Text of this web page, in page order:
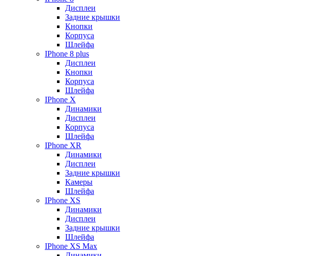
Дисплеи
Задние крышки
Кнопки
Корпуса
Шлейфа
IPhone 8 plus
Дисплеи
Кнопки
Корпуса
Шлейфа
IPhone X
Динамики
Дисплеи
Корпуса
Шлейфа
IPhone XR
Динамики
Дисплеи
Задние крышки
Камеры
Шлейфа
IPhone XS
Динамики
Дисплеи
Задние крышки
Шлейфа
IPhone XS Max